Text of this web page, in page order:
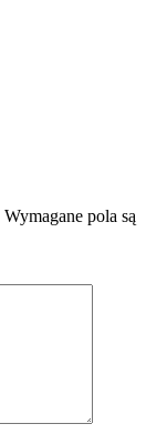
Wymagane pola są